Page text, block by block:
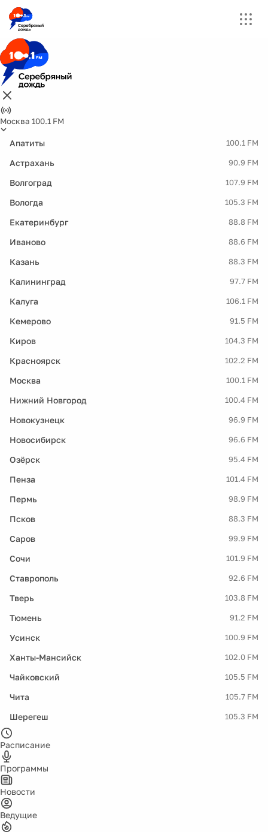
Москва 100.1 FM
Апатиты 100.1 FM
Астрахань 90.9 FM
Волгоград 107.9 FM
Вологда 105.3 FM
Екатеринбург 88.8 FM
Иваново 88.6 FM
Казань 88.3 FM
Калининград 97.7 FM
Калуга 106.1 FM
Кемерово 91.5 FM
Киров 104.3 FM
Красноярск 102.2 FM
Москва 100.1 FM
Нижний Новгород 100.4 FM
Новокузнецк 96.9 FM
Новосибирск 96.6 FM
Озёрск 95.4 FM
Пенза 101.4 FM
Пермь 98.9 FM
Псков 88.3 FM
Саров 99.9 FM
Сочи 101.9 FM
Ставрополь 92.6 FM
Тверь 103.8 FM
Тюмень 91.2 FM
Усинск 100.9 FM
Ханты-Мансийск 102.0 FM
Чайковский 105.5 FM
Чита 105.7 FM
Шерегеш 105.3 FM
Расписание
Программы
Новости
Ведущие